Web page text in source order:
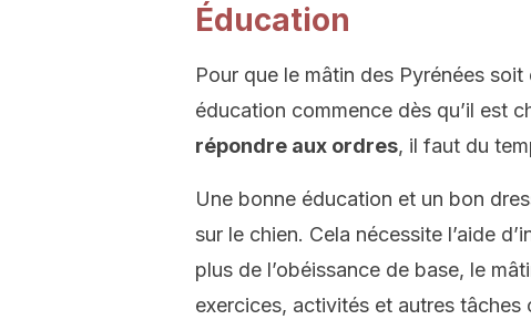
Éducation
Pour que le mâtin des Pyrénées
éducation commence dès qu’il est
répondre aux ordres, il faut du
Une bonne éducation et un bon
sur le chien. Cela nécessite l’aide
plus de l’obéissance de base, le
exercices, activités et autres tâches